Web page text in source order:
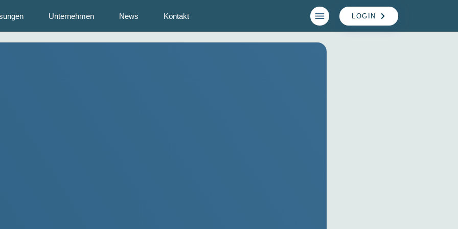
Unternehmen News Kontakt LOGIN